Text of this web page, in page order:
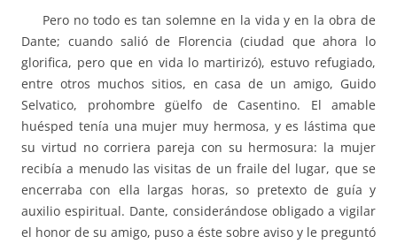
Pero no todo es tan solemne en la vida y en la obra de
Dante; cuando salió de Florencia (ciudad que ahora lo
glorifica, pero que en vida lo martirizó), estuvo refugiado,
entre otros muchos sitios, en casa de un amigo, Guido
Selvatico, prohombre güelfo de Casentino. El amable
huésped tenía una mujer muy hermosa, y es lástima que
su virtud no corriera pareja con su hermosura: la mujer
recibía a menudo las visitas de un fraile del lugar, que se
encerraba con ella largas horas, so pretexto de guía y
auxilio espiritual. Dante, considerándose obligado a vigilar
el honor de su amigo, puso a éste sobre aviso y le preguntó